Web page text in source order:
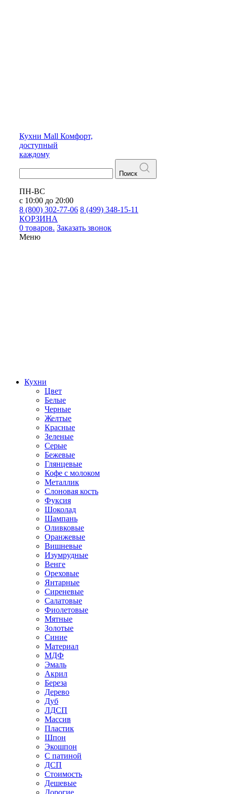
Кухни Mall Комфорт,
доступный
каждому
Поиск
ПН-ВС
с 10:00 до 20:00
8 (800) 302-77-06 8 (499) 348-15-11
КОРЗИНА
0 товаров. Заказать звонок
Меню
Кухни
Цвет
Белые
Черные
Желтые
Красные
Зеленые
Серые
Бежевые
Глянцевые
Кофе с молоком
Металлик
Слоновая кость
Фуксия
Шоколад
Шампань
Оливковые
Оранжевые
Вишневые
Изумрудные
Венге
Ореховые
Янтарные
Сиреневые
Салатовые
Фиолетовые
Мятные
Золотые
Синие
Материал
МДФ
Эмаль
Акрил
Береза
Дерево
Дуб
ЛДСП
Массив
Пластик
Шпон
Экошпон
С патиной
ДСП
Стоимость
Дешевые
Дорогие